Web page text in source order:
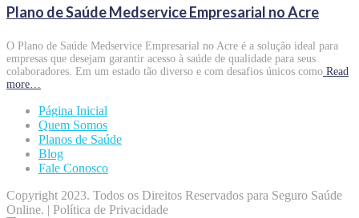
Plano de Saúde Medservice Empresarial no Acre
O Plano de Saúde Medservice Empresarial no Acre é a solução ideal para
empresas que desejam garantir acesso à saúde de qualidade para seus
colaboradores. Em um estado tão diverso e com desafios únicos como Read
more…
Página Inicial
Quem Somos
Planos de Saúde
Blog
Fale Conosco
Copyright 2023. Todos os Direitos Reservados para Seguro Saúde
Online. | Política de Privacidade